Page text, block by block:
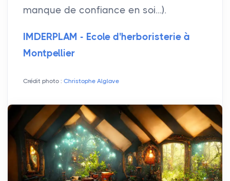
manque de confiance en soi...).
IMDERPLAM - Ecole d'herboristerie à
Montpellier
Crédit photo : Christophe Alglave